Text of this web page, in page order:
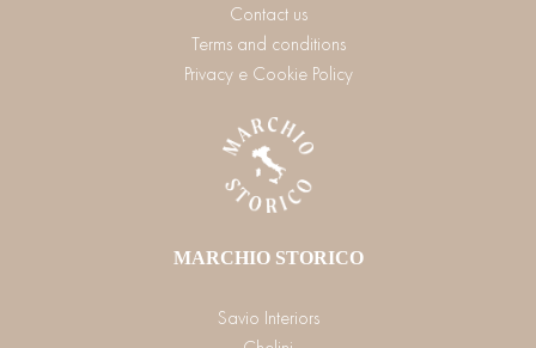
Contact us
Terms and conditions
Privacy e Cookie Policy
MARCHIO STORICO
Savio Interiors